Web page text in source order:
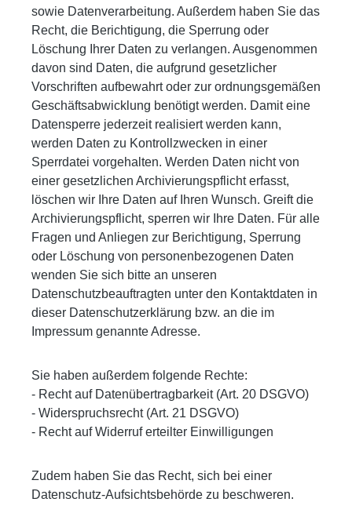
sowie Datenverarbeitung. Außerdem haben Sie das
Recht, die Berichtigung, die Sperrung oder
Löschung Ihrer Daten zu verlangen. Ausgenommen
davon sind Daten, die aufgrund gesetzlicher
Vorschriften aufbewahrt oder zur ordnungsgemäßen
Geschäftsabwicklung benötigt werden. Damit eine
Datensperre jederzeit realisiert werden kann,
werden Daten zu Kontrollzwecken in einer
Sperrdatei vorgehalten. Werden Daten nicht von
einer gesetzlichen Archivierungspflicht erfasst,
löschen wir Ihre Daten auf Ihren Wunsch. Greift die
Archivierungspflicht, sperren wir Ihre Daten. Für alle
Fragen und Anliegen zur Berichtigung, Sperrung
oder Löschung von personenbezogenen Daten
wenden Sie sich bitte an unseren
Datenschutzbeauftragten unter den Kontaktdaten in
dieser Datenschutzerklärung bzw. an die im
Impressum genannte Adresse.
Sie haben außerdem folgende Rechte:
- Recht auf Datenübertragbarkeit (Art. 20 DSGVO)
- Widerspruchsrecht (Art. 21 DSGVO)
- Recht auf Widerruf erteilter Einwilligungen
Zudem haben Sie das Recht, sich bei einer
Datenschutz-Aufsichtsbehörde zu beschweren.